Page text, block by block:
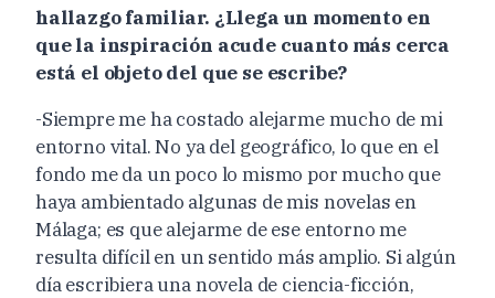
hallazgo familiar. ¿Llega un momento en
que la inspiración acude cuanto más cerca
está el objeto del que se escribe?
-Siempre me ha costado alejarme mucho de mi
entorno vital. No ya del geográfico, lo que en el
fondo me da un poco lo mismo por mucho que
haya ambientado algunas de mis novelas en
Málaga; es que alejarme de ese entorno me
resulta difícil en un sentido más amplio. Si algún
día escribiera una novela de ciencia-ficción,